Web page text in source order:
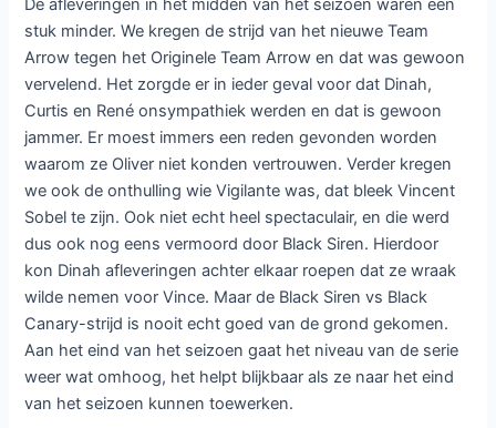
De afleveringen in het midden van het seizoen waren een
stuk minder. We kregen de strijd van het nieuwe Team
Arrow tegen het Originele Team Arrow en dat was gewoon
vervelend. Het zorgde er in ieder geval voor dat Dinah,
Curtis en René onsympathiek werden en dat is gewoon
jammer. Er moest immers een reden gevonden worden
waarom ze Oliver niet konden vertrouwen. Verder kregen
we ook de onthulling wie Vigilante was, dat bleek Vincent
Sobel te zijn. Ook niet echt heel spectaculair, en die werd
dus ook nog eens vermoord door Black Siren. Hierdoor
kon Dinah afleveringen achter elkaar roepen dat ze wraak
wilde nemen voor Vince. Maar de Black Siren vs Black
Canary-strijd is nooit echt goed van de grond gekomen.
Aan het eind van het seizoen gaat het niveau van de serie
weer wat omhoog, het helpt blijkbaar als ze naar het eind
van het seizoen kunnen toewerken.